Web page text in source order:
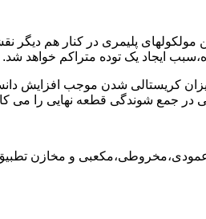
پلیمری در کنار هم دیگر
ایجاد یک توده متراکم خواهد شد.
میزان کریستالی شدن موجب
در جمع شوندگی قطعه نهایی را می
و مخازن